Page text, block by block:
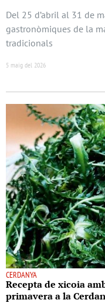
Del 25 d’abril al 31 de
gastronòmiques de la
tradicionals
5 maig del 2026
CERDANYA
Recepta de xicoia
primavera a la